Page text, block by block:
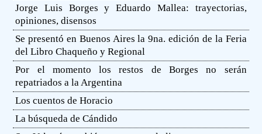
Jorge Luis Borges y Eduardo Mallea: trayectorias,
opiniones, disensos
Se presentó en Buenos Aires la 9na. edición de la Feria
del Libro Chaqueño y Regional
Por el momento los restos de Borges no serán
repatriados a la Argentina
Los cuentos de Horacio
La búsqueda de Cándido